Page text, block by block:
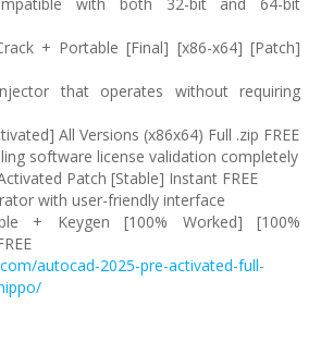
+ Portable [Final] [x86-x64] [Patch]
that operates without requiring
All Versions (x86x64) Full .zip FREE
software license validation completely
Patch [Stable] Instant FREE
with user-friendly interface
+ Keygen [100% Worked] [100%
autocad-2025-pre-activated-full-